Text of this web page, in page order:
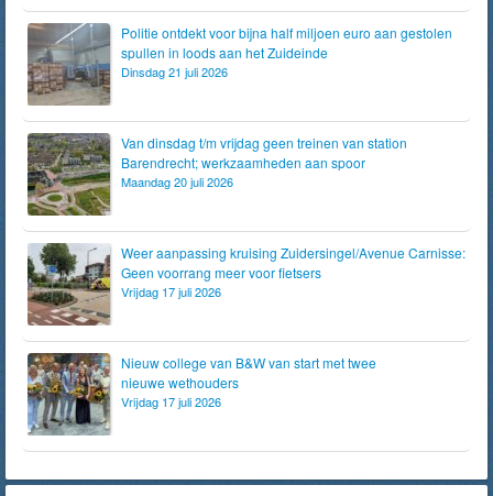
Politie ontdekt voor bijna half miljoen euro aan gestolen
spullen in loods aan het Zuideinde
Dinsdag 21 juli 2026
Van dinsdag t/m vrijdag geen treinen van station
Barendrecht; werkzaamheden aan spoor
Maandag 20 juli 2026
Weer aanpassing kruising Zuidersingel/Avenue Carnisse:
Geen voorrang meer voor fietsers
Vrijdag 17 juli 2026
Nieuw college van B&W van start met twee
nieuwe wethouders
Vrijdag 17 juli 2026